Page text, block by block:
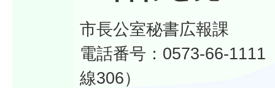
市長公室秘書広報課
電話番号：0573-66-1111
線306）